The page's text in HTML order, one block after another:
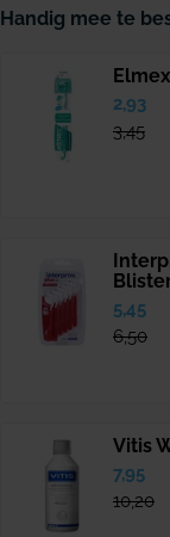
Handig mee te
2,93
prijs
3,45
5,45
prijs
6,50
Vitis
7,95
prijs
10,20